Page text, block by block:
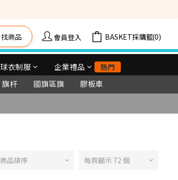
找商品 會員登入 購物車(0)
球衣制服 企業禮品 熱門
旗杆 國旗區旗 膠板車
商品排序 每頁顯示 72 個